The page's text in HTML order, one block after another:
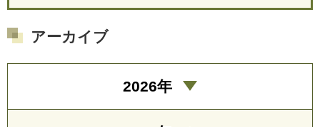
アーカイブ
2026年